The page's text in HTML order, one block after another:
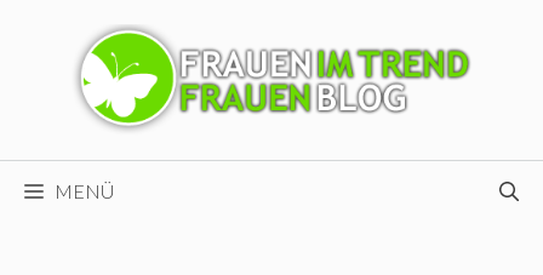
MENÜ